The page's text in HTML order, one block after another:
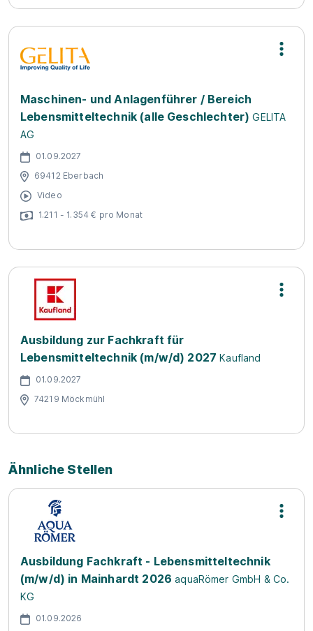
Maschinen- und Anlagenführer / Bereich
Lebensmitteltechnik (alle Geschlechter) GELITA
AG
01.09.2027
69412 Eberbach
Video
1.211 - 1.354 € pro Monat
Ausbildung zur Fachkraft für
Lebensmitteltechnik (m/w/d) 2027 Kaufland
01.09.2027
74219 Möckmühl
Ähnliche Stellen
Ausbildung Fachkraft - Lebensmitteltechnik
(m/w/d) in Mainhardt 2026 aquaRömer GmbH & Co.
KG
01.09.2026